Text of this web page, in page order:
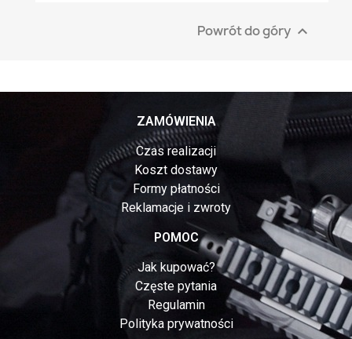
Powrót do góry 
ZAMÓWIENIA
Czas realizacji
Koszt dostawy
Formy płatności
Reklamacje i zwroty
POMOC
Jak kupować?
Częste pytania
Regulamin
Polityka prywatności